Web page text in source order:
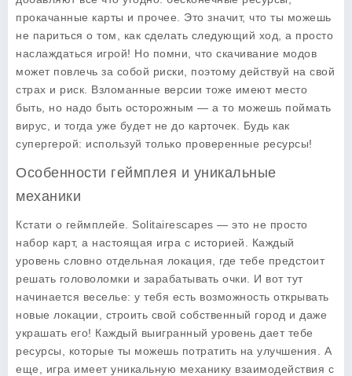
прокачанные карты и прочее. Это значит, что ты можешь
не париться о том, как сделать следующий ход, а просто
наслаждаться игрой! Но помни, что скачивание модов
может повлечь за собой риски, поэтому действуй на свой
страх и риск. Взломанные версии тоже имеют место
быть, но надо быть осторожным — а то можешь поймать
вирус, и тогда уже будет не до карточек. Будь как
супергерой: используй только проверенные ресурсы!
Особенности геймплея и уникальные
механики
Кстати о геймплейе. Solitairescapes — это не просто
набор карт, а настоящая игра с историей. Каждый
уровень словно отдельная локация, где тебе предстоит
решать головоломки и зарабатывать очки. И вот тут
начинается веселье: у тебя есть возможность открывать
новые локации, строить свой собственный город и даже
украшать его! Каждый выигранный уровень дает тебе
ресурсы, которые ты можешь потратить на улучшения. А
еще, игра имеет уникальную механику взаимодействия с